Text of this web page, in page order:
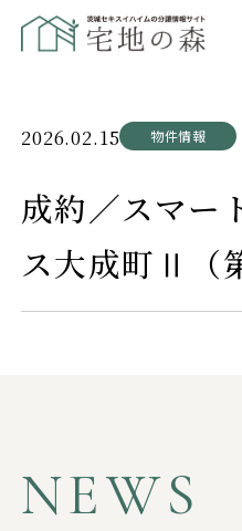
2026.02.15 物件情報
成約／スマー
ス大成町Ⅱ（
NEWS